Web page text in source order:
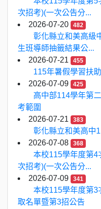
次招考)(一次公告分...
2026-07-20
482
彰化縣立和美高級
生班導師抽籤結果公...
2026-07-21
455
115年暑假學習扶
2026-07-09
425
高中部114學年第
考範圍
2026-07-21
383
彰化縣立和美高中
2026-07-08
368
本校115學年度第4
次招考)(一次公告分...
2026-07-09
341
本校115學年度第3
取名單暨第3招公告